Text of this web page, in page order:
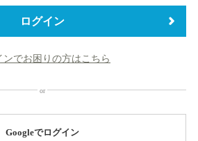
替
ログイン
ンでお困りの方はこちら
Googleでログイン